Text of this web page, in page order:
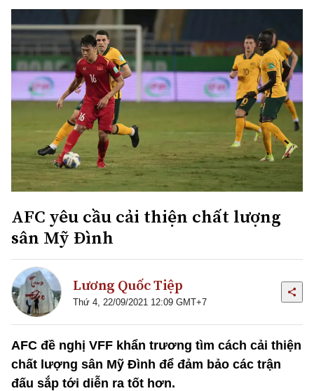
AFC yêu cầu cải thiện chất lượng
sân Mỹ Đình
Lương Quốc Tiệp
Thứ 4, 22/09/2021 12:09 GMT+7
AFC đề nghị VFF khẩn trương tìm cách cải thiện
chất lượng sân Mỹ Đình để đảm bảo các trận
đấu sắp tới diễn ra tốt hơn.